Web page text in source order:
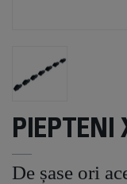
PIEPTENI
De șase ori